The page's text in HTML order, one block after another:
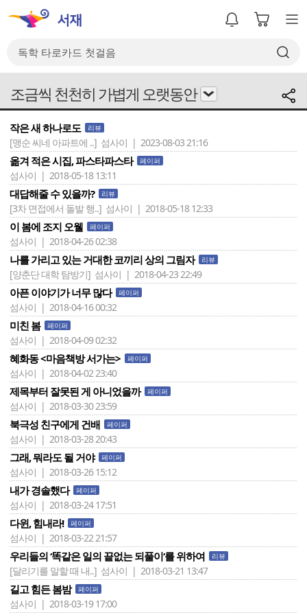
조금씩 천천히 가볍게 오랫동안
작은 새 하나로도 리뷰
[맹순 씨네 아파트에 ..] 섬사이 | 2023-08-03 21:16
옮겨 적은 시집, 파스타파스타 페이퍼
섬사이 | 2018-05-18 13:11
대답해줄 수 있을까? 리뷰
[3차 면접에서 돌발 행..] 섬사이 | 2018-05-18 12:33
이 봄에 조지 오웰 페이퍼
섬사이 | 2018-04-26 02:38
나를 가리고 있는 거대한 코끼리 상의 그림자 리뷰
[양춘단 대학 탐방기] 섬사이 | 2018-04-23 22:49
아픈 이야기가 너무 많다 페이퍼
섬사이 | 2018-04-16 00:32
미친 봄 페이퍼
섬사이 | 2018-04-09 02:32
혜화동 <마음책방 서가는> 페이퍼
섬사이 | 2018-04-02 23:40
제목부터 잘못된 게 아니었을까 페이퍼
섬사이 | 2018-03-30 23:59
북극성 친구에게 건배 페이퍼
섬사이 | 2018-03-28 20:43
그래, 뭐라도 될 거야 페이퍼
섬사이 | 2018-03-26 15:12
내가 경솔했다 페이퍼
섬사이 | 2018-03-24 17:51
다윈, 힘내라! 페이퍼
섬사이 | 2018-03-22 21:57
우리들의 ‘똑같은 일의 끝없는 되풀이‘를 위하여 리뷰
[달리기를 말할 때 내..] 섬사이 | 2018-03-21 13:47
길고 힘든 봄밤 페이퍼
섬사이 | 2018-03-19 17:00